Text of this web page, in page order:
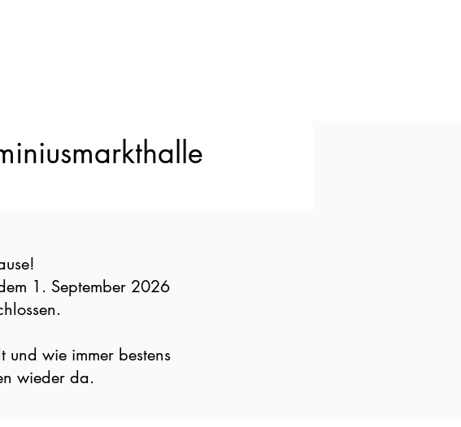
1. September 2026
wie immer bestens
wieder da.